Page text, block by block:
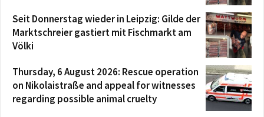
Seit Donnerstag wieder in Leipzig: Gilde der
Marktschreier gastiert mit Fischmarkt am
Völki
Thursday, 6 August 2026: Rescue operation
on Nikolaistraße and appeal for witnesses
regarding possible animal cruelty